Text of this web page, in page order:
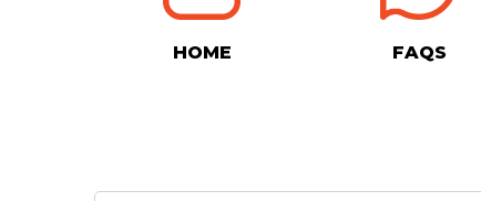
HOME FAQS